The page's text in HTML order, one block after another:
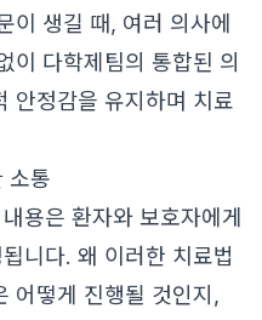
이 생길 때, 여러 의사에
이 다학제팀의 통합된 의
안정감을 유지하며 치료
소통
용은 환자와 보호자에게
니다. 왜 이러한 치료법
어떻게 진행될 것인지,